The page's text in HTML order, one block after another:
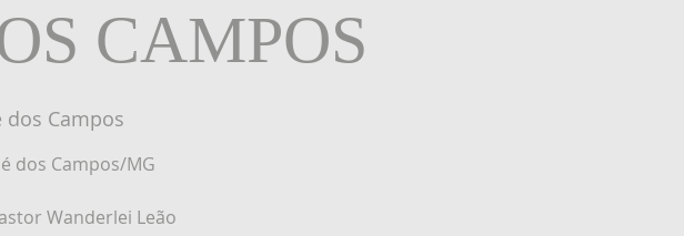
CAMPOS
dos Campos
dos Campos/MG
Wanderlei Leão